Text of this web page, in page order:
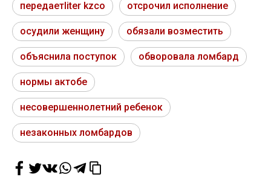
передаетliter kzсо отсрочил исполнение
осудили женщину обязали возместить
объяснила поступок обворовала ломбард
нормы актобе
несовершеннолетний ребенок
незаконных ломбардов